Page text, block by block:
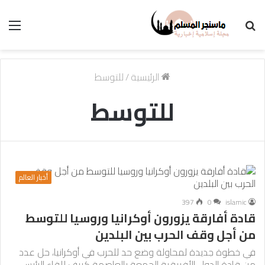
الرئيسية/للتوسط
للتوسط
أخبار العالم
islamic
0
397
قادة أفارقة يزورون أوكرانيا وروسيا للتوسط
من أجل وقف الحرب بين البلدين
في خطوة جديدة لمحاولة وضع حد للحرب في أوكرانيا، حل عدد